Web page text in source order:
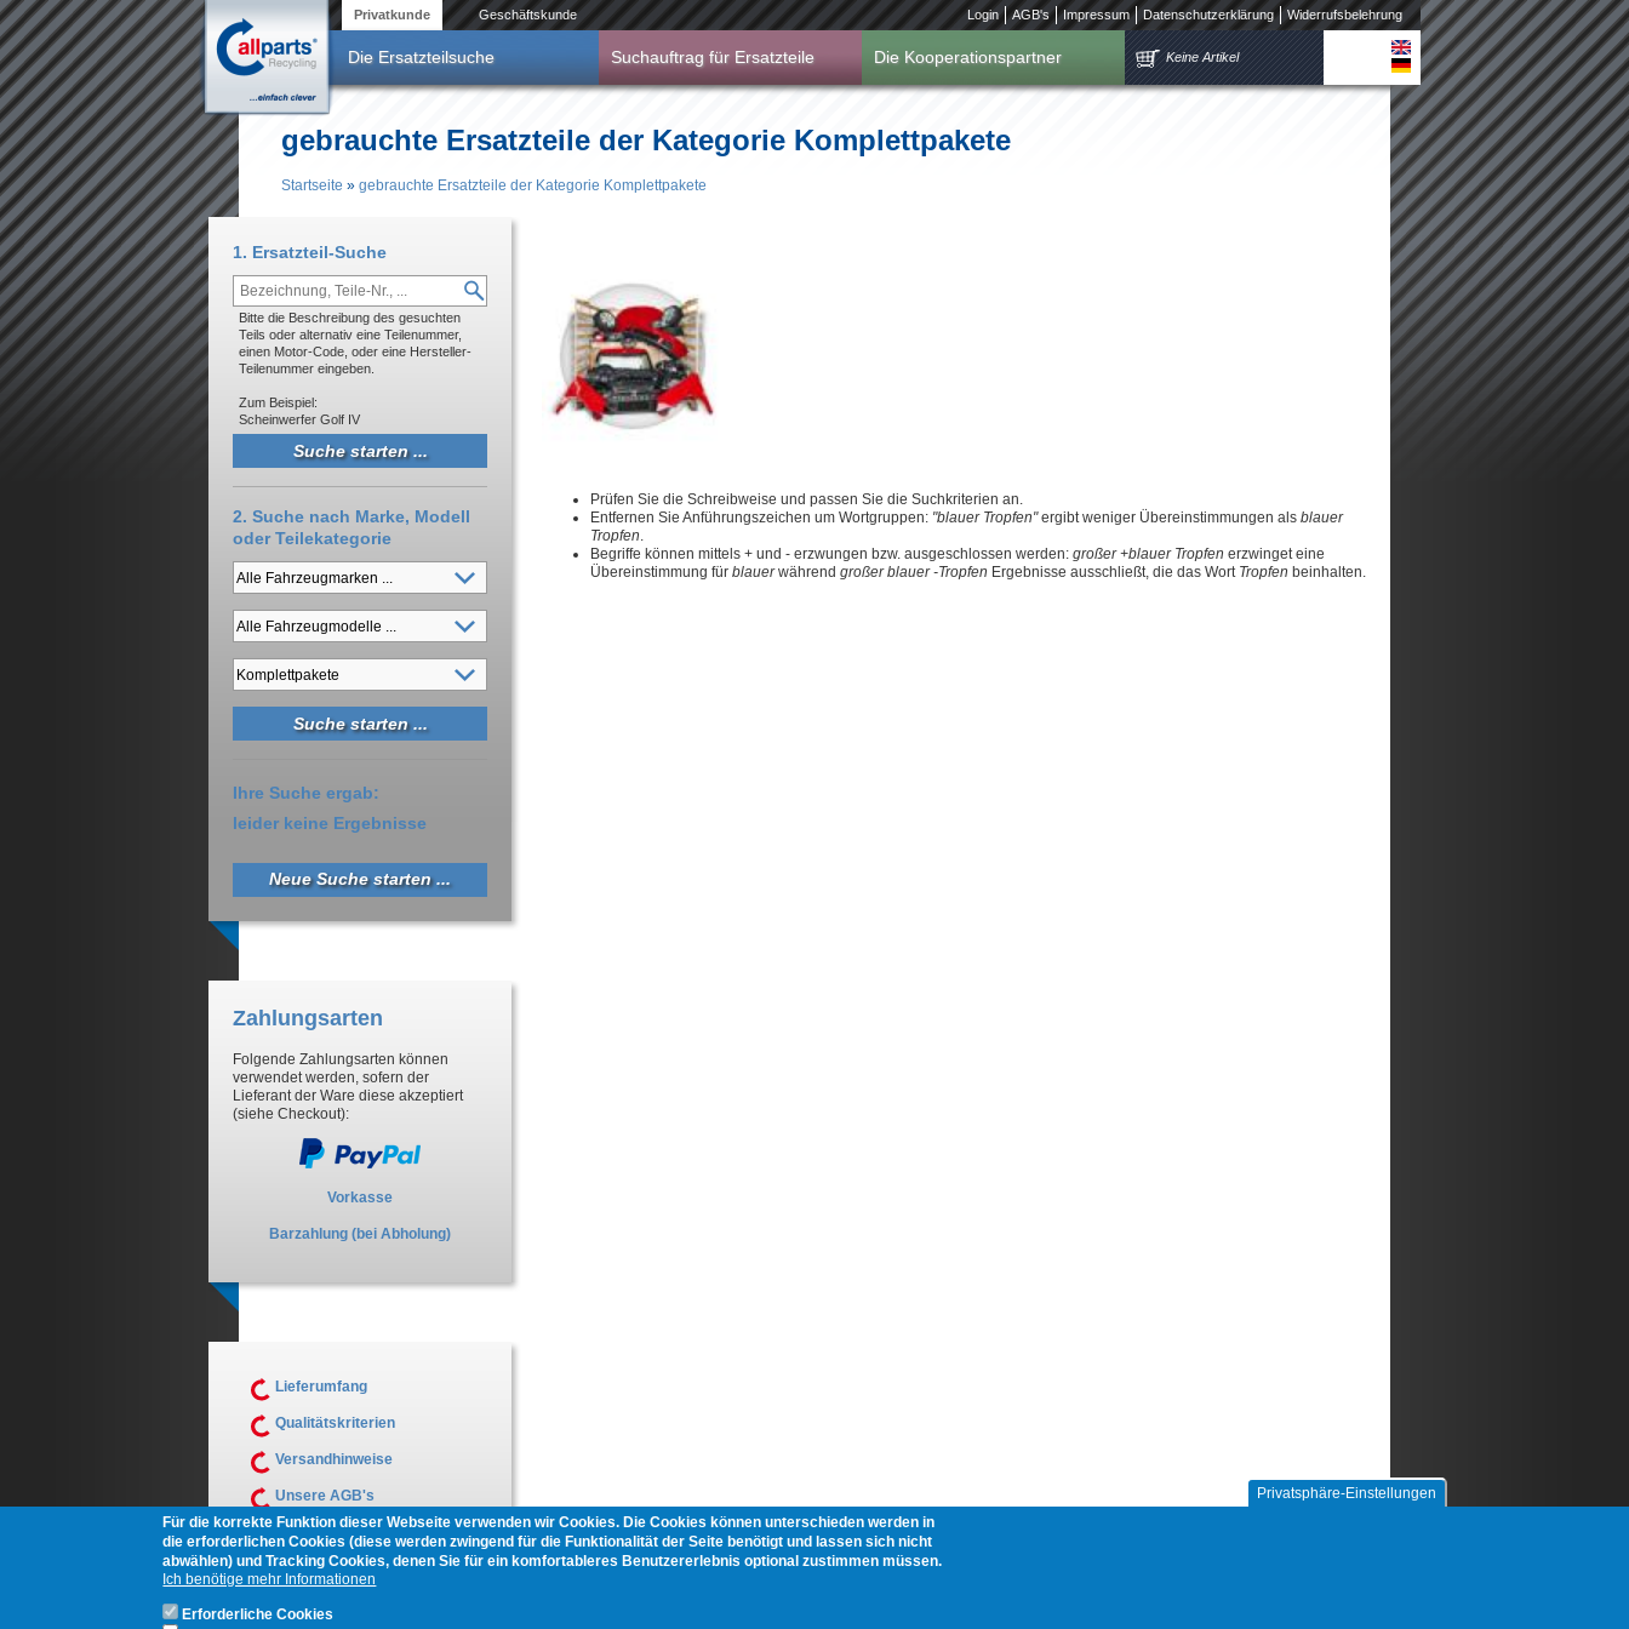
Direkt zum Inhalt Privatkunde Geschäftskunde Login AGB's Impressum Datenschutzerklärung Widerrufsbelehrung
Die Ersatzteilsuche Suchauftrag für Ersatzteile Die Kooperationspartner Keine Artikel
gebrauchte Ersatzteile der Kategorie Komplettpakete
Startseite » gebrauchte Ersatzteile der Kategorie Komplettpakete
Prüfen Sie die Schreibweise und passen Sie die Suchkriterien an.
Entfernen Sie Anführungszeichen um Wortgruppen: "blauer Tropfen"ergibt weniger Übereinstimmungen als blauer
Tropfen.
Begriffe können mittels + und - erzwungen bzw. ausgeschlossen werden: großer +blauer Tropfen erzwinget eine
Übereinstimmung für blauerwährend großer blauer -Tropfen Ergebnisse ausschließt, die das Wort Tropfen beinhalten.
1. Ersatzteil-Suche
Bitte die Beschreibung des gesuchten
Teils oder alternativ eine Teilenummer,
einen Motor-Code, oder eine Hersteller-
Teilenummer eingeben.
Zum Beispiel:
Scheinwerfer Golf IV
2. Suche nach Marke, Modell
oder Teilekategorie
Ihre Suche ergab:
leider keine Ergebnisse
Neue Suche starten ...
Zahlungsarten
Folgende Zahlungsarten können
verwendet werden, sofern der
Lieferant der Ware diese akzeptiert
(siehe Checkout):
Vorkasse
Barzahlung (bei Abholung)
Lieferumfang
Qualitätskriterien
Versandhinweise
Unsere AGB's
Muster Widerrufsformular
Privatsphäre-Einstellungen
Für die korrekte Funktion dieser Webseite verwenden wir Cookies. Die Cookies können unterschieden werden in
die erforderlichen Cookies (diese werden zwingend für die Funktionalität der Seite benötigt und lassen sich nicht
abwählen) und Tracking Cookies, denen Sie für ein komfortableres Benutzererlebnis optional zustimmen müssen.
Ich benötige mehr Informationen
Erforderliche Cookies